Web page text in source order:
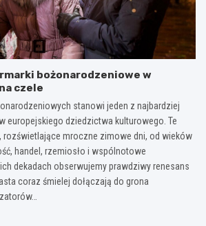
bożonarodzeniowe w
czele
stanowi jeden z najbardziej
europejskiego dziedzictwa kulturowego. Te
rozświetlające mroczne zimowe dni, od wieków
handel, rzemiosło i wspólnotowe
dekadach obserwujemy prawdziwy renesans
coraz śmielej dołączają do grona